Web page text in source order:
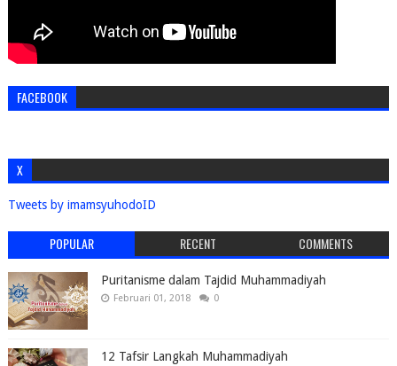
FACEBOOK
X
Tweets by imamsyuhodoID
POPULAR RECENT COMMENTS
Puritanisme dalam Tajdid Muhammadiyah
Februari 01, 2018 0
12 Tafsir Langkah Muhammadiyah